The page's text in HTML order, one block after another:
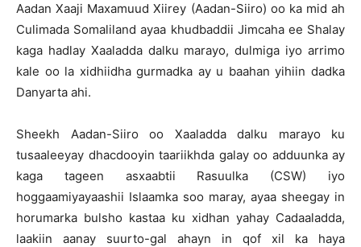
Aadan Xaaji Maxamuud Xiirey (Aadan-Siiro) oo ka mid ah
Culimada Somaliland ayaa khudbaddii Jimcaha ee Shalay
kaga hadlay Xaaladda dalku marayo, dulmiga iyo arrimo
kale oo la xidhiidha gurmadka ay u baahan yihiin dadka
Danyarta ahi.
Sheekh Aadan-Siiro oo Xaaladda dalku marayo ku
tusaaleeyay dhacdooyin taariikhda galay oo adduunka ay
kaga tageen asxaabtii Rasuulka (CSW) iyo
hoggaamiyayaashii Islaamka soo maray, ayaa sheegay in
horumarka bulsho kastaa ku xidhan yahay Cadaaladda,
laakiin aanay suurto-gal ahayn in qof xil ka haya